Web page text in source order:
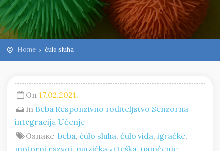
Home čulo sluha
On 17.02.2021.
In Beba Responzivno roditeljstvo Senzorna
integracija Učenje
Ознаке:beba,čulo sluha,čulo vida,igračke,
motorni razvoj, muzička vrteška, pamćenje,